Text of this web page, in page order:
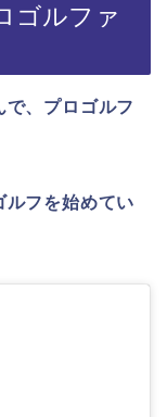
ゴルファ
、プロゴルフ
ルフを始めてい